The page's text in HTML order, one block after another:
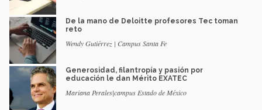
De la mano de Deloitte profesores Tec toman
reto
Wendy Gutiérrez | Campus Santa Fe
Generosidad, filantropía y pasión por
educación le dan Mérito EXATEC
Mariana Perales|campus Estado de México